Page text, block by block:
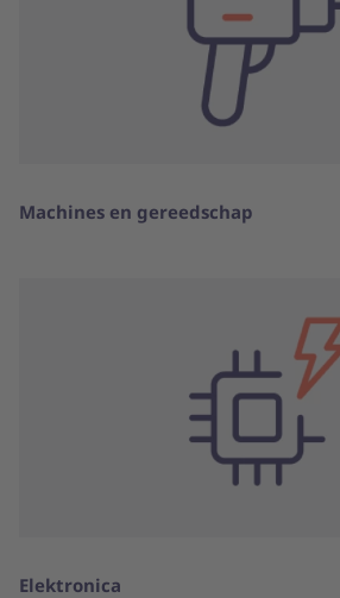
Machines en gereedschap
Elektronica